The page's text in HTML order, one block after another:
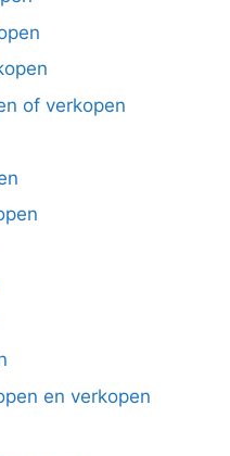
of verkopen
en verkopen